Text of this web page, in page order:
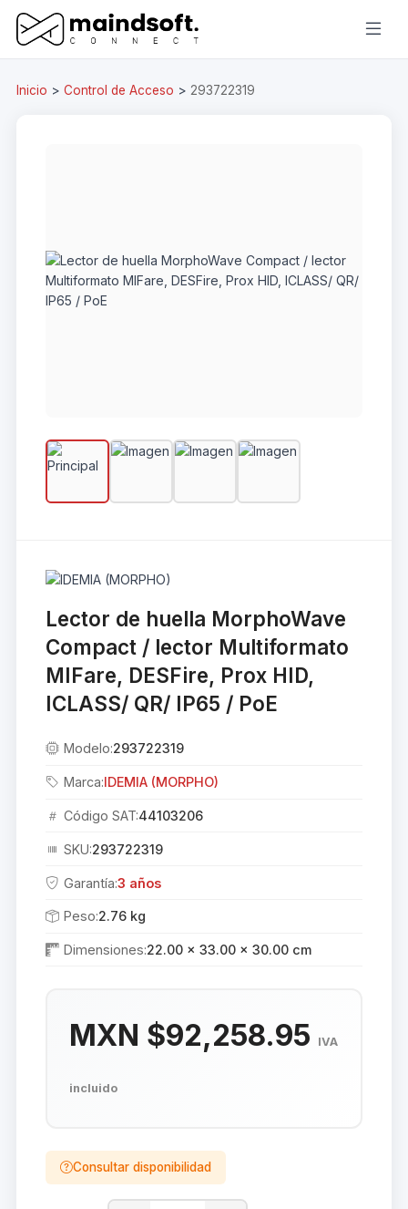
Inicio > Control de Acceso > 293722319
Lector de huella MorphoWave
Compact / lector Multiformato
MIFare, DESFire, Prox HID,
ICLASS/ QR/ IP65 / PoE
Modelo:293722319
Marca:IDEMIA (MORPHO)
Código SAT:44103206
SKU:293722319
Garantía:3 años
Peso:2.76 kg
Dimensiones:22.00 × 33.00 × 30.00 cm
MXN $92,258.95 IVA
incluido
Consultar disponibilidad